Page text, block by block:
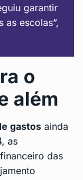
garantir
as escolas”,
o
além
gastos ainda
as
das